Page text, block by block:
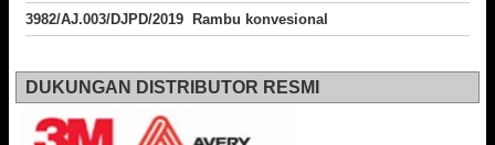
3982/AJ.003/DJPD/2019 Rambu konvesional
DUKUNGAN DISTRIBUTOR RESMI